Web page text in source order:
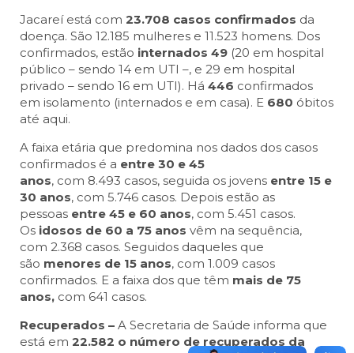
Jacareí está com 23.708 casos confirmados da
doença. São 12.185 mulheres e 11.523 homens. Dos
confirmados, estão internados 49 (20 em hospital
público – sendo 14 em UTI –, e 29 em hospital
privado – sendo 16 em UTI). Há 446 confirmados
em isolamento (internados e em casa). E 680 óbitos
até aqui.
A faixa etária que predomina nos dados dos casos
confirmados é a entre 30 e 45
anos, com 8.493 casos, seguida os jovens entre 15 e
30 anos, com 5.746 casos. Depois estão as
pessoas entre 45 e 60 anos, com 5.451 casos.
Os idosos de 60 a 75 anos vêm na sequência,
com 2.368 casos. Seguidos daqueles que
são menores de 15 anos, com 1.009 casos
confirmados. E a faixa dos que têm mais de 75
anos, com 641 casos.
Recuperados – A Secretaria de Saúde informa que
está em 22.582 o número de recuperados da